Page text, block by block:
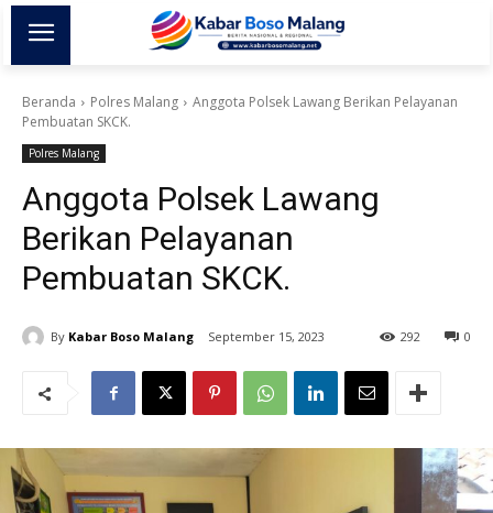
Beranda Polres Malang
Anggota Polsek Lawang Berikan Pelayanan
Pembuatan SKCK.
Polres Malang
Anggota Polsek Lawang
Berikan Pelayanan
Pembuatan SKCK.
By Kabar Boso Malang September 15, 2023 0
292